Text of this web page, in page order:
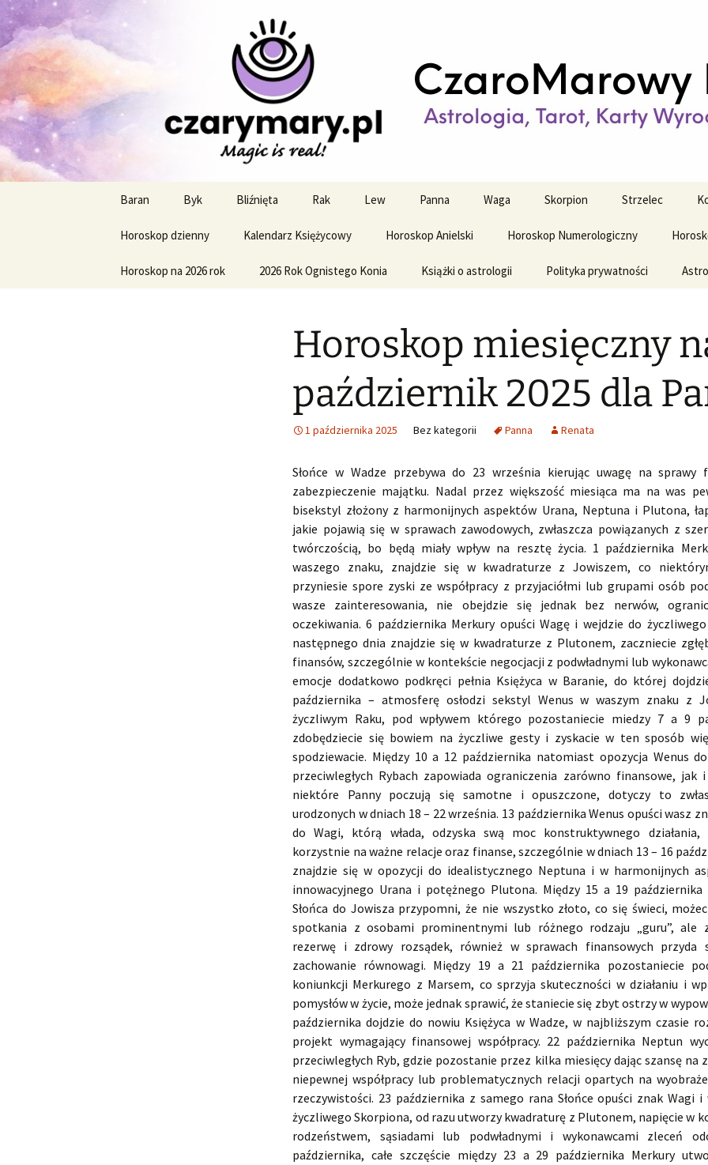
CzaroMarowy horoskop
miesięczny i tygodniowy
Profesjonalne przepowiednie astrologiczne
treści
Baran Byk Bliźnięta Rak Lew Panna Waga Skorpion Strzelec
Horoskop dzienny Kalendarz Księżycowy Horoskop Anielski Horoskop Numerologiczny
Horoskop na 2026 rok 2026 Rok Ognistego Konia Książki o astrologii Polityka prywatności
Horoskop miesięczny
październik 2025 dla
1 października 2025 Bez kategorii Panna Renata
Słońce w Wadze przebywa do 23 września kierując uwagę na sprawy
zabezpieczenie majątku. Nadal przez większość miesiąca ma na was
bisekstyl złożony z harmonijnych aspektów Urana, Neptuna i Plutona,
jakie pojawią się w sprawach zawodowych, zwłaszcza powiązanych z
twórczością, bo będą miały wpływ na resztę życia. 1 października
waszego znaku, znajdzie się w kwadraturze z Jowiszem, co
przyniesie spore zyski ze współpracy z przyjaciółmi lub grupami osób
wasze zainteresowania, nie obejdzie się jednak bez nerwów,
oczekiwania. 6 października Merkury opuści Wagę i wejdzie do
następnego dnia znajdzie się w kwadraturze z Plutonem, zaczniecie
finansów, szczególnie w kontekście negocjacji z podwładnymi lub
emocje dodatkowo podkręci pełnia Księżyca w Baranie, do której
października – atmosferę osłodzi sekstyl Wenus w waszym znaku z
życzliwym Raku, pod wpływem którego pozostaniecie miedzy 7 a 9
zdobędziecie się bowiem na życzliwe gesty i zyskacie w ten sposób
spodziewacie. Między 10 a 12 października natomiast opozycja Wenus
przeciwległych Rybach zapowiada ograniczenia zarówno finansowe, jak i
niektóre Panny poczują się samotne i opuszczone, dotyczy to
urodzonych w dniach 18 – 22 września. 13 października Wenus opuści wasz
do Wagi, którą włada, odzyska swą moc konstruktywnego działania,
korzystnie na ważne relacje oraz finanse, szczególnie w dniach 13 – 16
znajdzie się w opozycji do idealistycznego Neptuna i w harmonijnych
innowacyjnego Urana i potężnego Plutona. Między 15 a 19 października
Słońca do Jowisza przypomni, że nie wszystko złoto, co się świeci,
spotkania z osobami prominentnymi lub różnego rodzaju „guru”, ale
rezerwę i zdrowy rozsądek, również w sprawach finansowych przyda
zachowanie równowagi. Między 19 a 21 października pozostaniecie
koniunkcji Merkurego z Marsem, co sprzyja skuteczności w działaniu i
pomysłów w życie, może jednak sprawić, że staniecie się zbyt ostrzy w
października dojdzie do nowiu Księżyca w Wadze, w najbliższym czasie
projekt wymagający finansowej współpracy. 22 października Neptun
przeciwległych Ryb, gdzie pozostanie przez kilka miesięcy dając szansę na
niepewnej współpracy lub problematycznych relacji opartych na
rzeczywistości. 23 października z samego rana Słońce opuści znak Wagi i
życzliwego Skorpiona, od razu utworzy kwadraturę z Plutonem, napięcie w
rodzeństwem, sąsiadami lub podwładnymi i wykonawcami zleceń
października, całe szczęście między 23 a 29 października Merkury